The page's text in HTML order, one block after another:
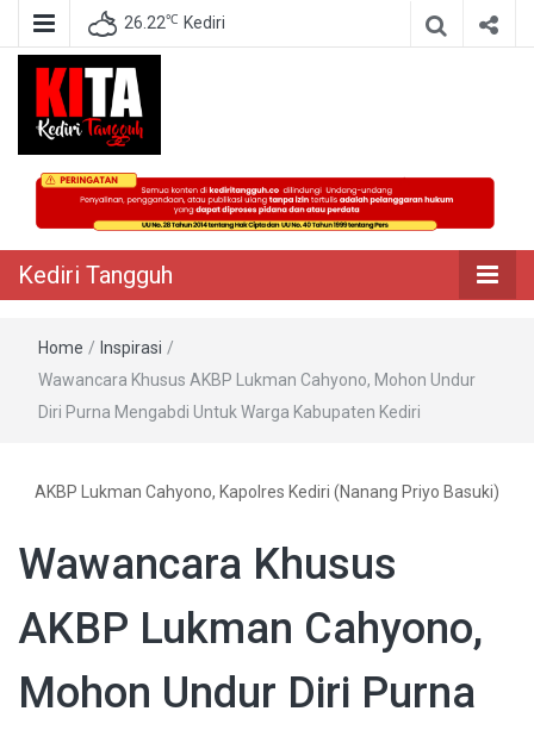
26.22℃ Kediri
Kediri Tangguh
Berita Akurat Terpercaya
Kediri Tangguh
Home / Inspirasi /
Wawancara Khusus AKBP Lukman Cahyono, Mohon Undur
Diri Purna Mengabdi Untuk Warga Kabupaten Kediri
AKBP Lukman Cahyono, Kapolres Kediri (Nanang Priyo Basuki)
Wawancara Khusus
AKBP Lukman Cahyono,
Mohon Undur Diri Purna